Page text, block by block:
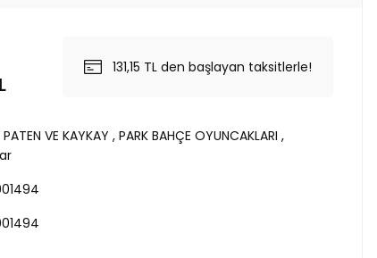
131,15 TL den başlayan taksitlerle!
VE KAYKAY , PARK BAHÇE OYUNCAKLARI ,